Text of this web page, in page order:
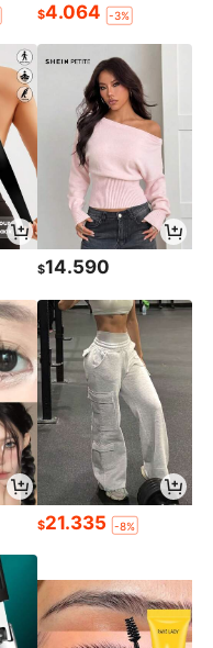
$4.064 -3%
$14.590
$21.335 -8%